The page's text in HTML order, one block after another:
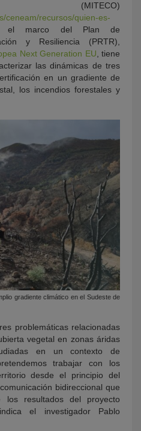
(MITECO)
ceneam/recursos/quien-es-
el marco del Plan de
y Resiliencia (PRTR),
Next Generation EU , tiene
las dinámicas de tres
en un gradiente de
los incendios forestales y
gradiente climático en el Sudeste de
problemáticas relacionadas
vegetal en zonas áridas
en un contexto de
trabajar con los
desde el principio del
bidireccional que
los resultados del proyecto
el investigador Pablo